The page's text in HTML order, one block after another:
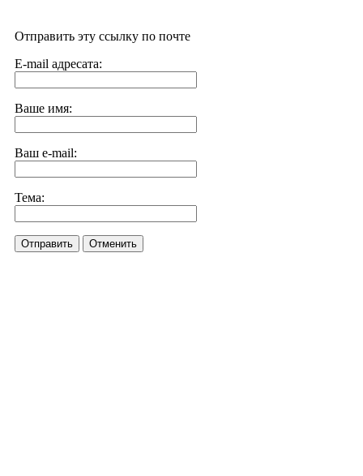
Отправить эту ссылку по почте
E-mail адресата:
Ваше имя:
Ваш e-mail:
Тема:
Отправить Отменить